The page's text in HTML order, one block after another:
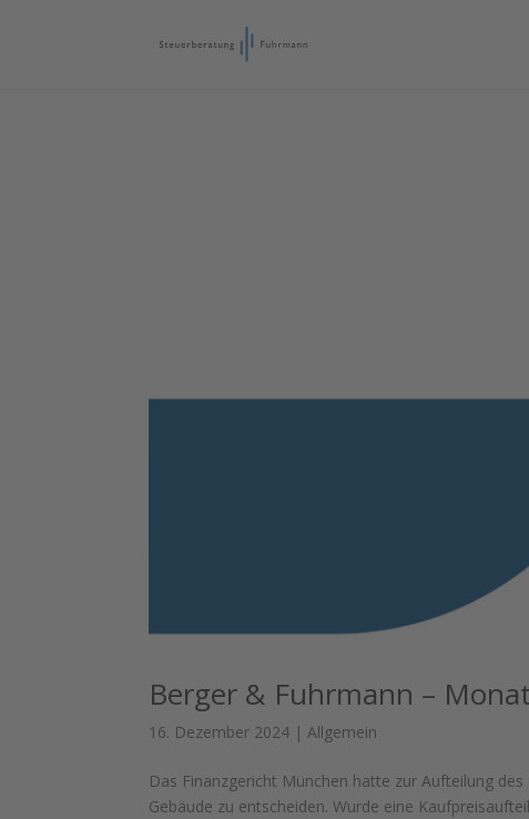
Berger & Fuhrmann –
16. Dezember 2024 |Allgemein
Das Finanzgericht München hatte zur Aufteilung
Gebäude zu entscheiden. Wurde eine